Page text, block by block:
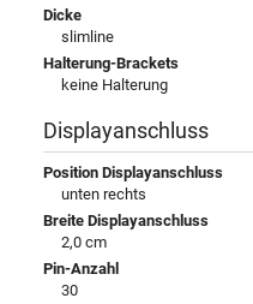
Dicke
slimline
Halterung-Brackets
keine Halterung
Displayanschluss
Position Displayanschluss
unten rechts
Breite Displayanschluss
2,0 cm
Pin-Anzahl
30